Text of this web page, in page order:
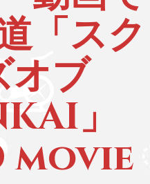
「スク
オブ
」
movie